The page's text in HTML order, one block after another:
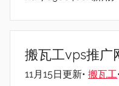
搬瓦工vps推广
11月15日更新• 搬瓦工